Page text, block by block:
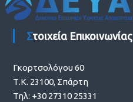
Στοιχεία Επικοινωνίας
Γκορτσολόγου 60
Τ.Κ. 23100, Σπάρτη
Τηλ: +30 27310 25331